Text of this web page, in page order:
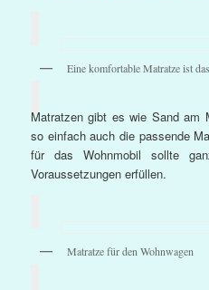
Eine komfortable Matratze ist
Matratzen gibt es wie Sand am
so einfach auch die passende
für das Wohnmobil sollte
Voraussetzungen erfüllen.
Matratze für den Wohnwagen